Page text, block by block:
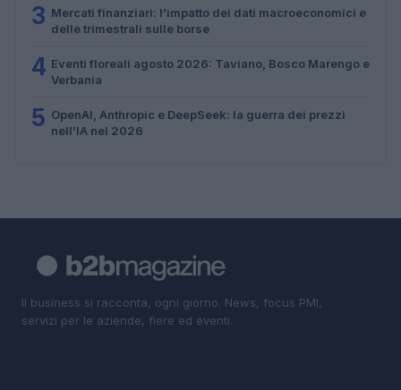
3 Mercati finanziari: l’impatto dei dati macroeconomici e
delle trimestrali sulle borse
4 Eventi floreali agosto 2026: Taviano, Bosco Marengo e
Verbania
5 OpenAI, Anthropic e DeepSeek: la guerra dei prezzi
nell’IA nel 2026
Il business si racconta, ogni giorno. News, focus PMI,
servizi per le aziende, fiere ed eventi.